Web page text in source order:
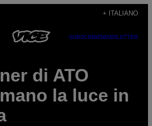
+ ITALIANO
SUBSCRIBENEWSLETTER
di ATO
la luce in